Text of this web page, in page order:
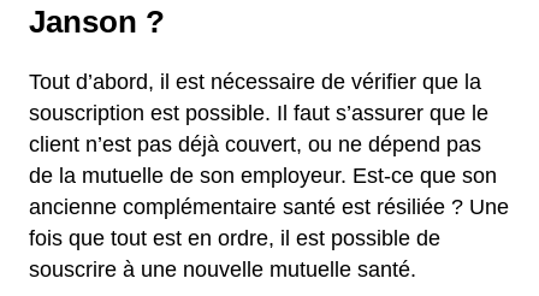
Janson ?
Tout d’abord, il est nécessaire de vérifier que la
souscription est possible. Il faut s’assurer que le
client n’est pas déjà couvert, ou ne dépend pas
de la mutuelle de son employeur. Est-ce que son
ancienne complémentaire santé est résiliée ? Une
fois que tout est en ordre, il est possible de
souscrire à une nouvelle mutuelle santé.